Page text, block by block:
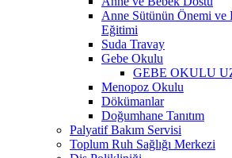
Anne Sütünün Önemi ve
Eğitimi
Suda Travay
Gebe Okulu
GEBE OKULU
Menopoz Okulu
Dökümanlar
Doğumhane Tanıtım
Palyatif Bakım Servisi
Toplum Ruh Sağlığı Merkezi